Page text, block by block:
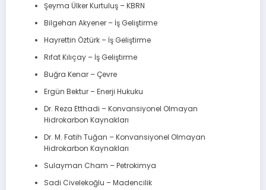
Şeyma Ülker Kurtuluş – KBRN
Bilgehan Akyener – İş Geliştirme
Hayrettin Öztürk – İş Geliştirme
Rıfat Kılıçay – İş Geliştirme
Buğra Kenar – Çevre
Ergün Bektur – Enerji Hukuku
Dr. Reza Etthadi – Konvansiyonel Olmayan
Hidrokarbon Kaynakları
Dr. M. Fatih Tuğan – Konvansiyonel Olmayan
Hidrokarbon Kaynakları
Sulayman Cham – Petrokimya
Sadi Civelekoğlu – Madencilik